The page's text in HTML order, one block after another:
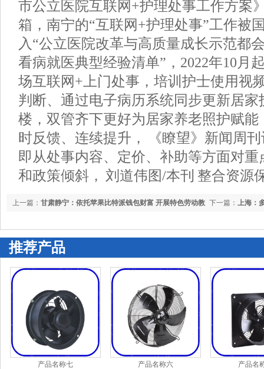
市公立医院互联网+护理处事工作方案
箱，南宁的“互联网+护理处事”工作被
入“公立医院改革与高质量成长示范都
看病就医典型经验清单”，2022年10月
场互联网+上门处事，培训护士使用视
判断、通过电子病历系统同步更新居
楼，双管齐下更好为居家养老照护赋能
时反馈、连续提升， 《瞭望》新闻周
即从处事内容、定价、补助等方面对
和政策倾斜， 刘道伟图/本刊 整合资源
下一篇： 上海：
上一篇： 甘肃静宁：依托苹果比特派钱包财富 开展特色劳动教
推荐产品
产品名称七 产品名称六 产品名